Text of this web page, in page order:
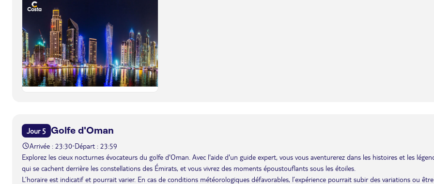
Jour 5 Golfe d'Oman
Arrivée : 23:30-Départ : 23:59
Explorez les cieux nocturnes évocateurs du golfe d'Oman. Avec l'aide d'un guide expert, vous vous aventurerez dans les histoires et les
qui se cachent derrière les constellations des Émirats, et vous vivrez des moments époustouflants sous les étoiles.
L’horaire est indicatif et pourrait varier. En cas de conditions météorologiques défavorables, l’expérience pourrait subir des variations ou être